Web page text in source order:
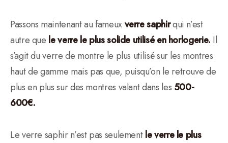
Passons maintenant au fameuxverre saphirqui n’est
autre que le verre le plus solide utilisé en horlogerie. Il
s’agit du verre de montre le plus utilisé sur les montres
haut de gamme mais pas que, puisqu’on le retrouve de
plus en plus sur des montres valant dans les 500-
600€.
Le verre saphir n’est pas seulementle verre le plus